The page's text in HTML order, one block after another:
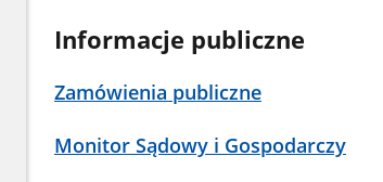
Informacje publiczne
Zamówienia publiczne
Monitor Sądowy i Gospodarczy